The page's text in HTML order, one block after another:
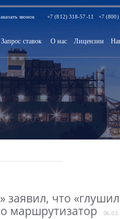
звонок +7 (812) 318-57-11 +7 (800)
Запрос ставок О нас Лицензии
заявил, что
маршрутизатор